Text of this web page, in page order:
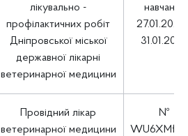
лікувально -
профілактичних робіт
Дніпровської міської
державної лікарні
ветеринарної медицини
навчання
27.01.2025
31.01.2025
Провідний лікар
ветеринарної медицини
№